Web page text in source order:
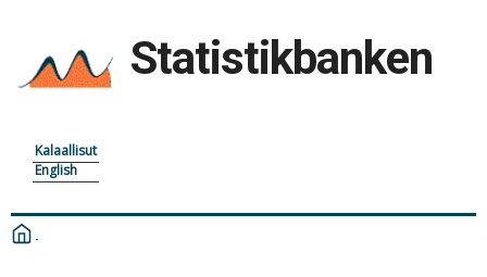
Statistikbanken
Kalaallisut
English